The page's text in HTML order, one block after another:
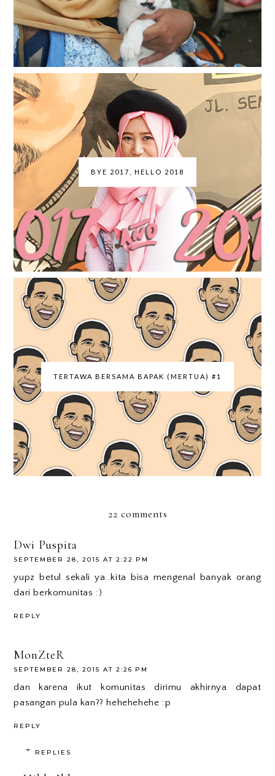
BYE 2017, HELLO 2018
TERTAWA BERSAMA BAPAK (MERTUA) #1
22 comments
Dwi Puspita
SEPTEMBER 28, 2015 AT 2:22 PM
yupz betul sekali ya..kita bisa mengenal banyak orang
dari berkomunitas :)
REPLY
MonZteR
SEPTEMBER 28, 2015 AT 2:26 PM
dan karena ikut komunitas dirimu akhirnya dapat
pasangan pula kan?? hehehehehe :p
REPLY
REPLIES